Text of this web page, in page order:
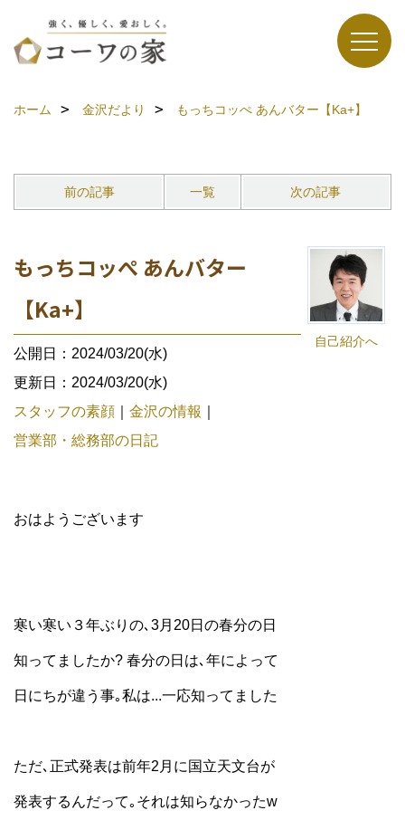
ホーム 金沢だより もっちコッぺ あんバター【Ka+】
前の記事 一覧 次の記事
自己紹介へ
もっちコッぺ あんバター
【Ka+】
公開日：2024/03/20(水)
更新日：2024/03/20(水)
スタッフの素顔
金沢の情報
営業部・総務部の日記
おはようございます
寒い寒い３年ぶりの､3月20日の春分の日
知ってましたか? 春分の日は､年によって
日にちが違う事｡私は...一応知ってました
ただ､正式発表は前年2月に国立天文台が
発表するんだって｡それは知らなかったw